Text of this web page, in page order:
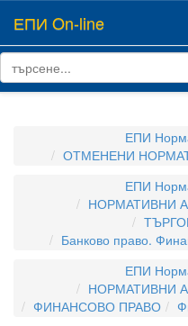
ЕПИ On-line
ЕПИ
ОТМЕНЕНИ
ЕПИ
НОРМАТИВНИ
Банково право.
ЕПИ
НОРМАТИВНИ
ФИНАНСОВО ПРАВО